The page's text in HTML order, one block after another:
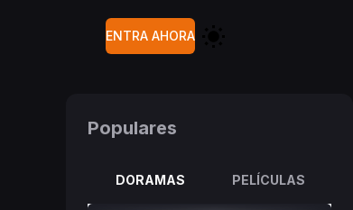
ENTRA AHORA
Populares
DORAMAS PELÍCULAS